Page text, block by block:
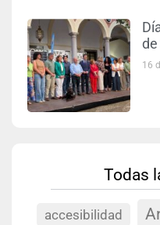
16
Todas
accesibilidad